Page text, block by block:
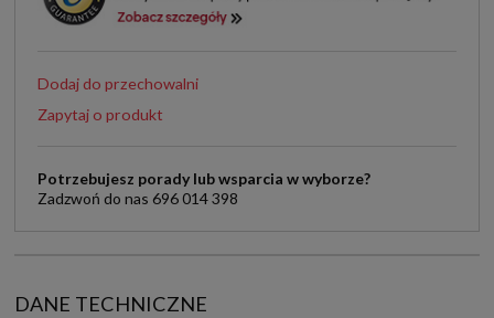
Dodaj do przechowalni
Zapytaj o produkt
Potrzebujesz porady lub wsparcia w wyborze?
Zadzwoń do nas 696 014 398
DANE TECHNICZNE